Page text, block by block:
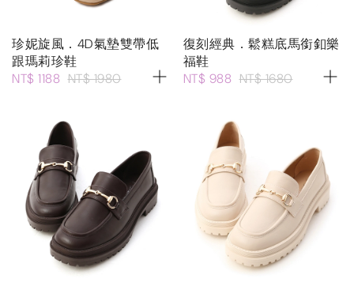
珍妮旋風．4D氣墊雙帶低
跟瑪莉珍鞋
NT$ 1188 NT$ 1980
復刻經典．鬆糕底馬銜釦樂
福鞋
NT$ 988 NT$ 1680